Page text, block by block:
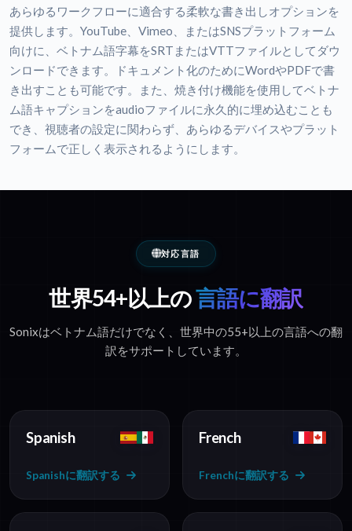
あらゆるワークフローに適合する柔軟な書き出しオプションを
提供します。YouTube、Vimeo、またはSNSプラットフォーム
向けに、ベトナム語字幕をSRTまたはVTTファイルとしてダウ
ンロードできます。ドキュメント化のためにWordやPDFで書
き出すことも可能です。また、焼き付け機能を使用してベトナ
ム語キャプションをaudioファイルに永久的に埋め込むことも
でき、視聴者の設定に関わらず、あらゆるデバイスやプラット
フォームで正しく表示されるようにします。
対応言語
世界54+以上の言語に翻訳
Sonixはベトナム語だけでなく、世界中の55+以上の言語への翻
訳をサポートしています。
Spanish
Spanishに翻訳する
French
Frenchに翻訳する